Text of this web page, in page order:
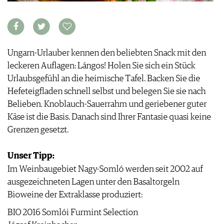
KLARTEXT
EXTRAS
ABO
AUSGABE
ARCHIV
VORTEILSWELT
VIDEOS
BILDSTRECKEN
WEINWIRTSCHAFT
PORTRAITS
VINOPHILES
ARCHIV
AWARDS
GEWINNSPIELE
VORTEILSWELT
TRINKREIFETABELLE
ABO
NEWSLETTER
WINE TRADE CLUB
REDAKTION
JOBS
PRESSE
Ungarn-Urlauber kennen den beliebten Snack mit den
leckeren Auflagen: Lángos! Holen Sie sich ein Stück
Urlaubsgefühl an die heimische Tafel. Backen Sie die
Hefeteigfladen schnell selbst und belegen Sie sie nach
Belieben. Knoblauch-Sauerrahm und geriebener guter
Käse ist die Basis. Danach sind Ihrer Fantasie quasi keine
Grenzen gesetzt.
Unser Tipp:
Im Weinbaugebiet Nagy-Somló werden seit 2002 auf
ausgezeichneten Lagen unter den Basaltorgeln
Bioweine der Extraklasse produziert:
BIO 2016 Somlói Furmint Selection